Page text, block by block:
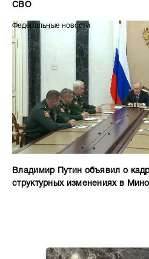
СВО
Федеральные новости
Владимир Путин объявил о
структурных изменениях в